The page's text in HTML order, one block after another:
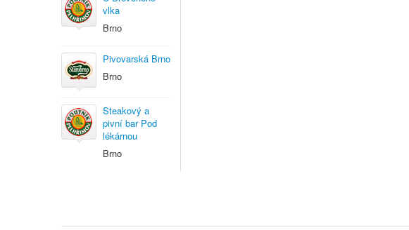
vlka
Brno
Pivovarská Brno
Brno
Steakový a
pivní bar Pod
lékárnou
Brno